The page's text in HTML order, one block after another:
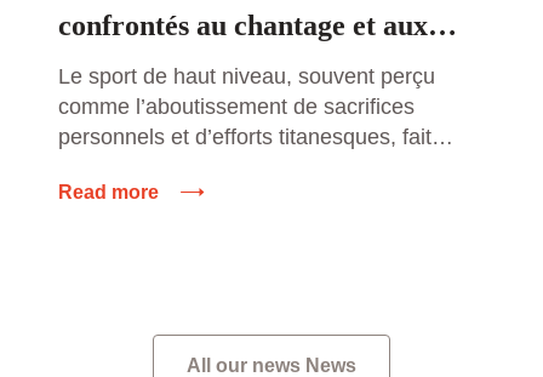
confrontés au chantage et aux
agressions des parieurs en ligne :
un fléau grandissant
Le sport de haut niveau, souvent perçu
comme l’aboutissement de sacrifices
personnels et d’efforts titanesques, fait
redoutables. Parmi ces défis, une
Read more
All our news News